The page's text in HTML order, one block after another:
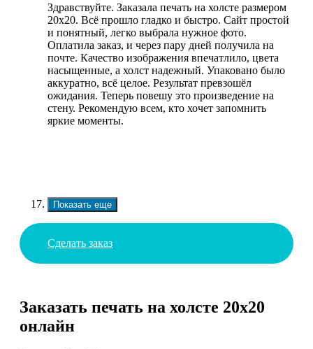
Здравствуйте. Заказала печать на холсте размером
20х20. Всё прошло гладко и быстро. Сайт простой
и понятный, легко выбрала нужное фото.
Оплатила заказ, и через пару дней получила на
почте. Качество изображения впечатлило, цвета
насыщенные, а холст надежный. Упаковано было
аккуратно, всё целое. Результат превзошёл
ожидания. Теперь повешу это произведение на
стену. Рекомендую всем, кто хочет запомнить
яркие моменты.
Показать еще
Сделать заказ
Заказать печать на холсте 20х20
онлайн